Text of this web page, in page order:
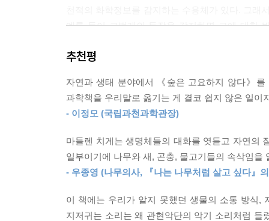
예를 들어 코벌레의 등장을 감지하면 그에 대한
중에서
생존이 위협당하는 상황에서 동물은 싸우거나 도
선택할 수 있다. 그래서 식물은 가시나 독 혹은
인간의 눈을 피해 땅속으로 뿌리를 내려 다른 식
그러나 그들의 대화가 언제나 평화적인 것만은 아
비늘송이버섯은 바이오커뮤니케이션 관점에서
아세트산’이라는 화학 물질을 나무와 똑같이 생
나무파트너에게 세포성장을 ‘설득’하고자 할 때
추천평
자연과 생태 분야에서 《숲은 고요하지 않다》
과학책을 우리말로 옮기는 게 결코 쉽지 않은 일
- 이정모 (국립과천과학관장)
마들렌 치게는 생명체들의 대화를 엿듣고 자연의
일부이기에 나무와 새, 곤충, 물고기들의 속삭임
- 우종영 (나무의사, 『나는 나무처럼 살고 싶다』
이 책에는 우리가 알지 못했던 생물의 소통 방식,
지저귀는 소리는 왜 관현악단의 악기 소리처럼